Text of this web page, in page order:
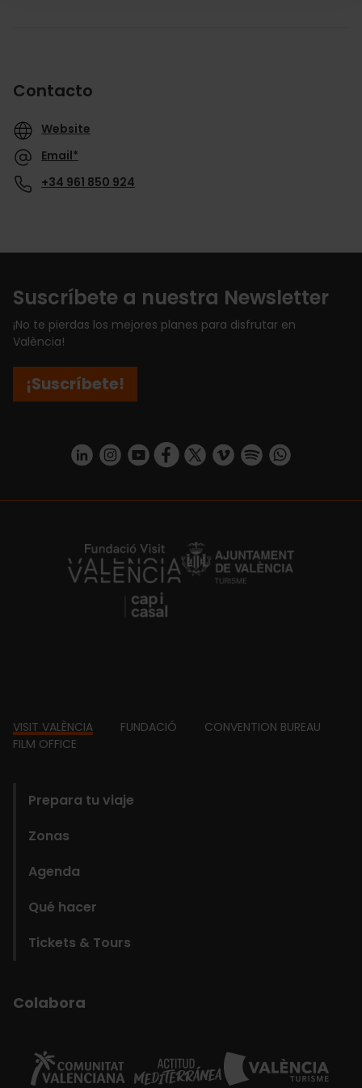
Contacto
Website
Email*
+34 961 850 924
Suscríbete a nuestra Newsletter
¡No te pierdas los mejores planes para disfrutar en
València!
¡Suscríbete!
https://www.linkedin.com/company/turismo-valencia/mycompany/
https://www.instagram.com/visit_valencia/
https://www.youtube.com/user/
https://www.facebook.com/
https://twitter.com/
https://vimeo.com/
https://https://api.whatsapp.com/
https://fundacion.visitvalencia.com/
Footer
VISIT VALÈNCIA FUNDACIÓ
CONVENTION BUREAU
FILM OFFICE
Prepara tu viaje
Zonas
Agenda
Qué hacer
Tickets & Tours
Colabora